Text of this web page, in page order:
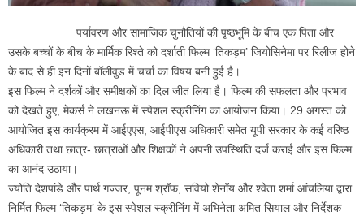
पर्यावरण और सामाजिक चुनौतियों की पृष्ठभूमि के बीच एक पिता और
उसके बच्चों के बीच के मार्मिक रिश्ते को दर्शाती फिल्म ‘तिकड़म’ जियोसिनेमा पर रिलीज होने
के बाद से ही इन दिनों बॉलीवुड में चर्चा का विषय बनी हुई है।
इस फिल्म ने दर्शकों और समीक्षकों का दिल जीत लिया है। फिल्म की सफलता और प्रभाव
को देखते हुए, मेकर्स ने लखनऊ में स्पेशल स्क्रीनिंग का आयोजन किया। 29 अगस्त को
आयोजित इस कार्यक्रम में आईएएस, आईपीएस अधिकारी समेत यूपी सरकार के कई वरिष्ठ
अधिकारी तथा छात्र- छात्राओं और शिक्षकों ने अपनी उपस्थिति दर्ज कराई और इस फिल्म
का आनंद उठाया।
ज्योति देशपांडे और पार्थ गज्जर, पूनम श्रॉफ, सवियो शेनॉय और श्वेता शर्मा आंचलिया द्वारा
निर्मित फिल्म ‘तिकड़म’ के इस स्पेशल स्क्रीनिंग में अभिनेता अमित सियाल और निर्देशक